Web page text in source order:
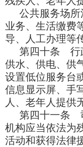
公共服务场
业务、生活缴费
导、人工办理等
第四十条 行
供水、供电、供
设置低位服务台
信息显示屏、手
人、老年人提供
第四十一条
机构应当依法为
活动和获得法律